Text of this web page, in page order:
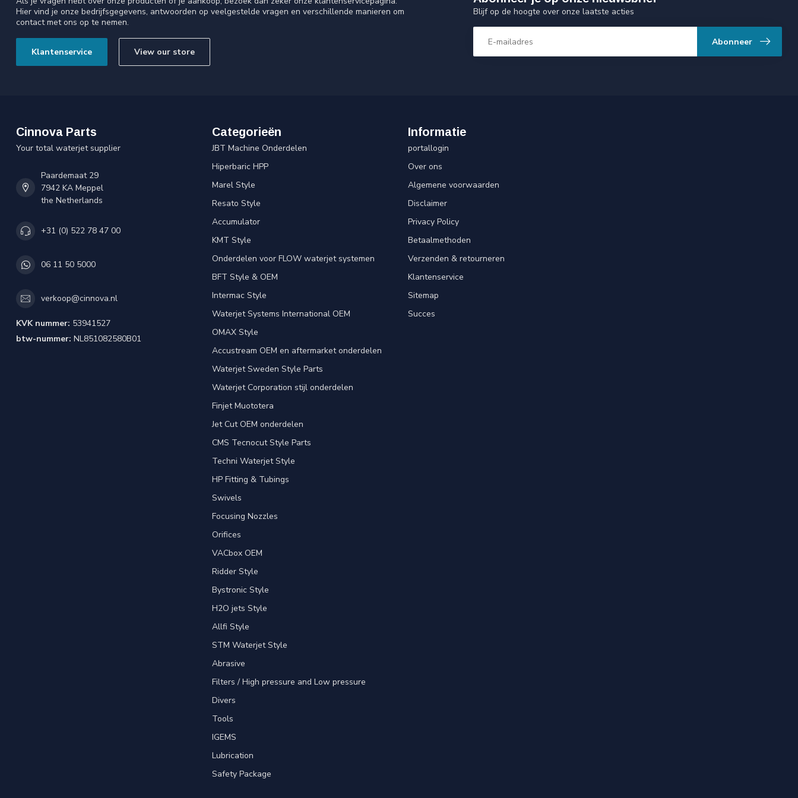
Hier vind je onze bedrijfsgegevens, antwoorden op veelgestelde vragen en verschillende manieren om
contact met ons op te nemen.
Klantenservice View our store
Blijf op de hoogte over onze laatste acties
Abonneer
Cinnova Parts
Your total waterjet supplier
Paardemaat 29
7942 KA Meppel
the Netherlands
+31 (0) 522 78 47 00
06 11 50 5000
verkoop@cinnova.nl
KVK nummer: 53941527
btw-nummer: NL851082580B01
Categorieën
JBT Machine Onderdelen
Hiperbaric HPP
Marel Style
Resato Style
Accumulator
KMT Style
Onderdelen voor FLOW waterjet systemen
BFT Style & OEM
Intermac Style
Waterjet Systems International OEM
OMAX Style
Accustream OEM en aftermarket onderdelen
Waterjet Sweden Style Parts
Waterjet Corporation stijl onderdelen
Finjet Muototera
Jet Cut OEM onderdelen
CMS Tecnocut Style Parts
Techni Waterjet Style
HP Fitting & Tubings
Swivels
Focusing Nozzles
Orifices
VACbox OEM
Ridder Style
Bystronic Style
H2O jets Style
Allfi Style
STM Waterjet Style
Abrasive
Filters / High pressure and Low pressure
Divers
Tools
IGEMS
Lubrication
Safety Package
Informatie
portallogin
Over ons
Algemene voorwaarden
Disclaimer
Privacy Policy
Betaalmethoden
Verzenden & retourneren
Klantenservice
Sitemap
Succes